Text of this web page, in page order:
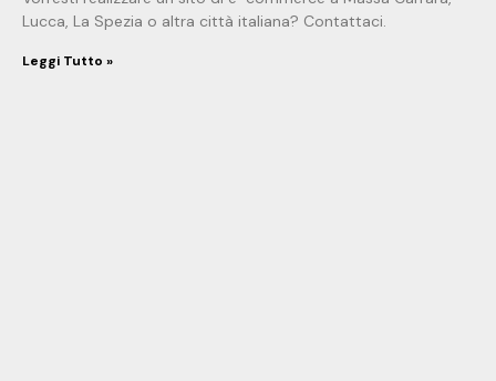
Lucca, La Spezia o altra città italiana? Contattaci.
Leggi Tutto »